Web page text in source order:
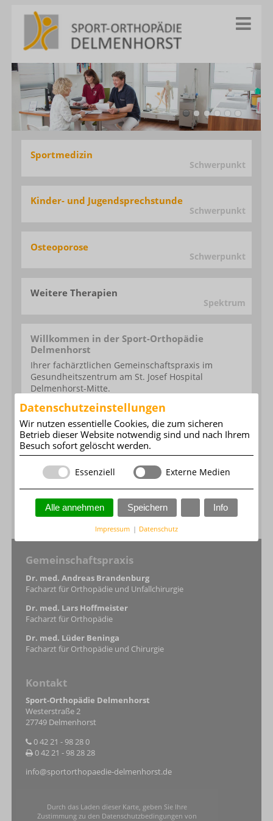
Datenschutzeinstellungen
Wir nutzen essentielle Cookies, die zum sicheren
Betrieb dieser Website notwendig sind und nach Ihrem
Besuch sofort gelöscht werden.
Essenziell Externe Medien
Alle annehmen Speichern Info
Impressum | Datenschutz
Sportmedizin
Schwerpunkt
Kinder- und Jugend­sprechstunde
Schwerpunkt
Osteoporose
Schwerpunkt
Weitere Therapien
Spektrum
Willkommen in der Sport-Orthopädie
Delmenhorst
Ihrer fachärztlichen Gemeinschaftspraxis im
Gesundheits­zentrum am St. Josef Hospital
Delmenhorst-Mitte.
Ihr Praxis-Team
Informationen
Praxis-Informationen
Informationen
Gemeinschaftspraxis
Dr. med. Andreas Brandenburg
Facharzt für Orthopädie und Unfallchirurgie
Dr. med. Lars Hoffmeister
Facharzt für Orthopädie
Dr. med. Lüder Beninga
Facharzt für Orthopädie und Chirurgie
Kontakt
Sport-Orthopädie Delmenhorst
Westerstraße 2
27749 Delmenhorst
0 42 21 - 98 28 0
0 42 21 - 98 28 28
info@sportorthopaedie-delmenhorst.de
Durch das Laden dieser Karte, geben Sie Ihre
Zustimmung zu den Datenschutzbedingungen von